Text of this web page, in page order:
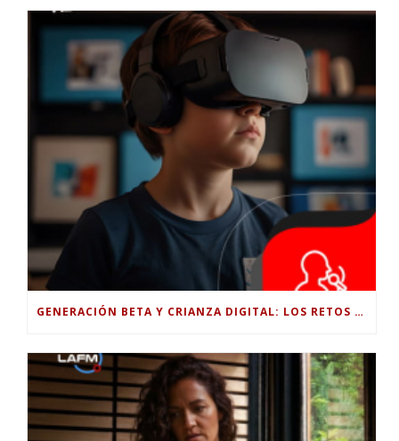
GENERACIÓN BETA Y CRIANZA DIGITAL: LOS RETOS DE CRIAR HIJOS EN LA ERA DE LA INTELIGENCIA ARTIFICIAL